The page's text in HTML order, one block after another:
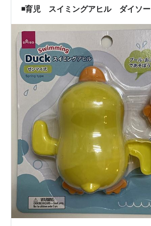
◾️育児 スイミングアヒル ダイソー